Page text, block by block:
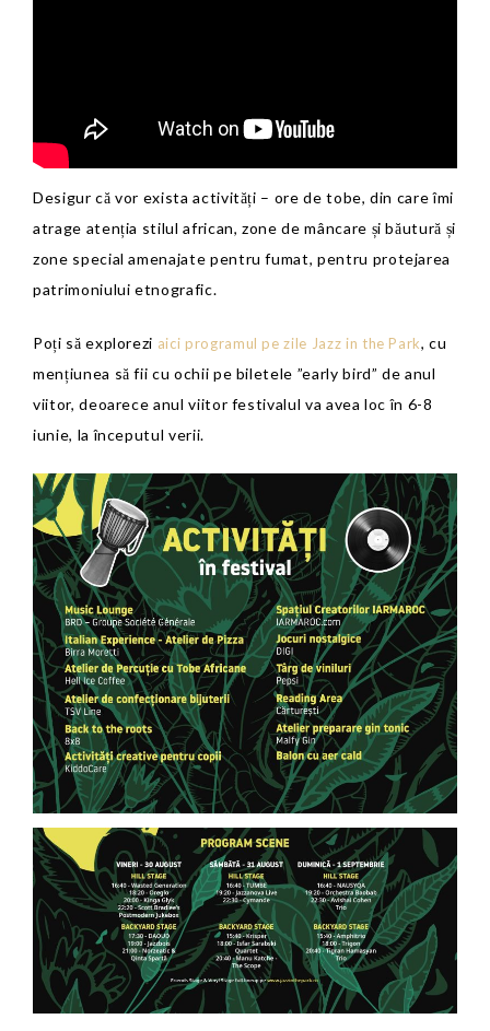
Desigur că vor exista activități – ore de tobe, din care îmi
atrage atenția stilul african, zone de mâncare și băutură și
zone special amenajate pentru fumat, pentru protejarea
patrimoniului etnografic.
Poți să explorezi aici programul pe zile Jazz in the Park, cu
mențiunea să fii cu ochii pe biletele ”early bird” de anul
viitor, deoarece anul viitor festivalul va avea loc în 6-8
iunie, la începutul verii.